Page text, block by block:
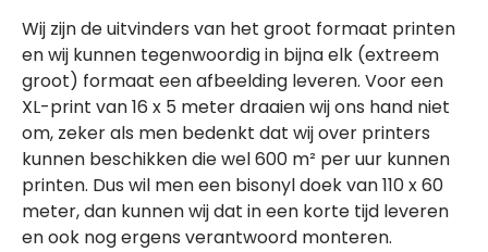
Wij zijn de uitvinders van het groot formaat printen
en wij kunnen tegenwoordig in bijna elk (extreem
groot) formaat een afbeelding leveren. Voor een
XL-print van 16 x 5 meter draaien wij ons hand niet
om, zeker als men bedenkt dat wij over printers
kunnen beschikken die wel 600 m² per uur kunnen
printen. Dus wil men een bisonyl doek van 110 x 60
meter, dan kunnen wij dat in een korte tijd leveren
en ook nog ergens verantwoord monteren.